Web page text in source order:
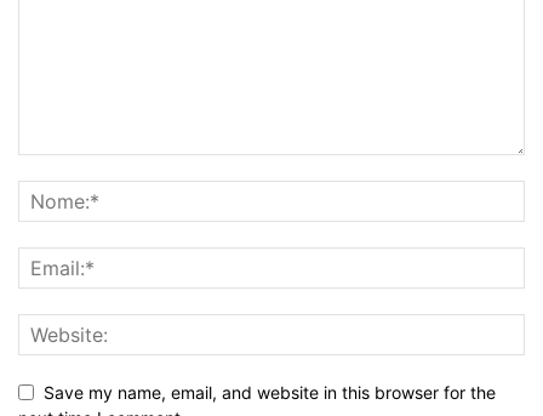
Save my name, email, and website in this browser for the